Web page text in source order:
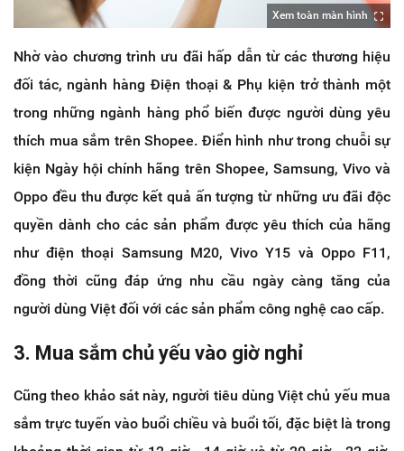
Xem toàn màn hình
Nhờ vào chương trình ưu đãi hấp dẫn từ các thương hiệu
đối tác, ngành hàng Điện thoại & Phụ kiện trở thành một
trong những ngành hàng phổ biến được người dùng yêu
thích mua sắm trên Shopee. Điển hình như trong chuỗi sự
kiện Ngày hội chính hãng trên Shopee, Samsung, Vivo và
Oppo đều thu được kết quả ấn tượng từ những ưu đãi độc
quyền dành cho các sản phẩm được yêu thích của hãng
như điện thoại Samsung M20, Vivo Y15 và Oppo F11,
đồng thời cũng đáp ứng nhu cầu ngày càng tăng của
người dùng Việt đối với các sản phẩm công nghệ cao cấp.
3. Mua sắm chủ yếu vào giờ nghỉ
Cũng theo khảo sát này, người tiêu dùng Việt chủ yếu mua
sắm trực tuyến vào buổi chiều và buổi tối, đặc biệt là trong